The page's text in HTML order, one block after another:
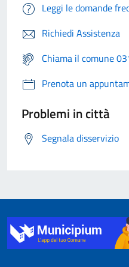
Leggi le domande
Richiedi Assistenza
Chiama il comune
Prenota un
Problemi in città
Segnala disservizio